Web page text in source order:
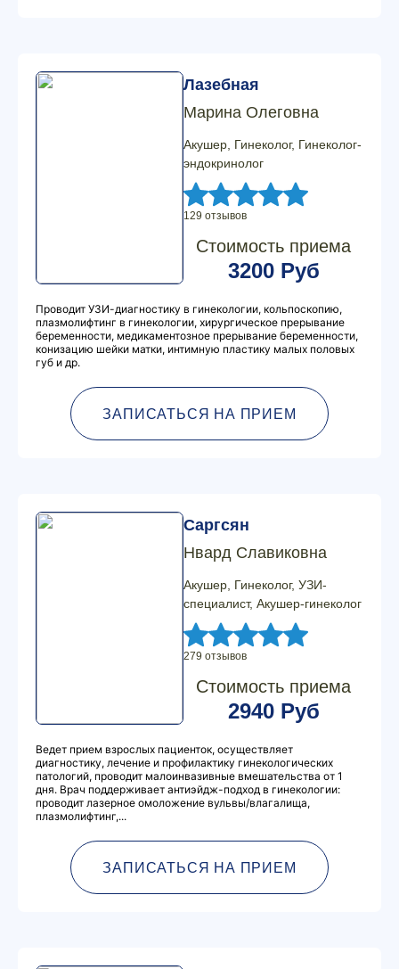
Лазебная
Марина Олеговна
Акушер, Гинеколог, Гинеколог-
эндокринолог
129 отзывов
Стоимость приема
3200 Руб
Проводит УЗИ-диагностику в гинекологии, кольпоскопию,
плазмолифтинг в гинекологии, хирургическое прерывание
беременности, медикаментозное прерывание беременности,
конизацию шейки матки, интимную пластику малых половых
губ и др.
ЗАПИСАТЬСЯ НА ПРИЕМ
Саргсян
Нвард Славиковна
Акушер, Гинеколог, УЗИ-
специалист, Акушер-гинеколог
279 отзывов
Стоимость приема
2940 Руб
Ведет прием взрослых пациенток, осуществляет
диагностику, лечение и профилактику гинекологических
патологий, проводит малоинвазивные вмешательства от 1
дня. Врач поддерживает антиэйдж-подход в гинекологии:
проводит лазерное омоложение вульвы/влагалища,
плазмолифтинг,...
ЗАПИСАТЬСЯ НА ПРИЕМ